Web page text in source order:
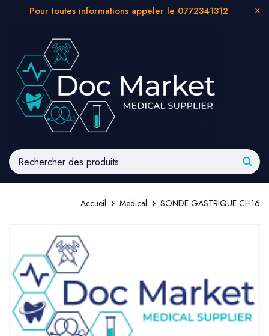
Pour toutes informations appeler le 0772341312
Accueil Medical SONDE GASTRIQUE CH16